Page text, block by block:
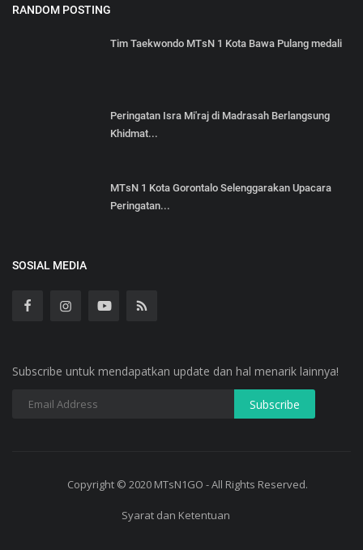
RANDOM POSTING
Tim Taekwondo MTsN 1 Kota Bawa Pulang medali
Peringatan Isra Mi'raj di Madrasah Berlangsung
Khidmat...
MTsN 1 Kota Gorontalo Selenggarakan Upacara
Peringatan...
SOSIAL MEDIA
Subscribe untuk mendapatkan update dan hal menarik lainnya!
Copyright © 2020 MTsN1GO - All Rights Reserved.
Syarat dan Ketentuan